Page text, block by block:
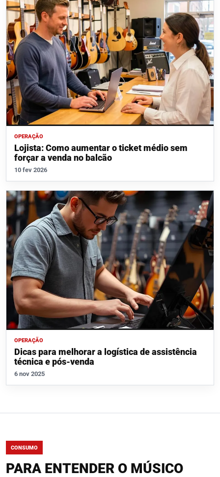
OPERAÇÃO
Lojista: Como aumentar o ticket médio sem
forçar a venda no balcão
10 fev 2026
OPERAÇÃO
Dicas para melhorar a logística de assistência
técnica e pós-venda
6 nov 2025
CONSUMO
PARA ENTENDER O MÚSICO